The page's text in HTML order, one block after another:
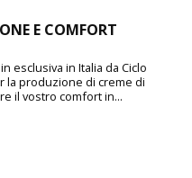
E COMFORT
esclusiva in Italia da Ciclo
la produzione di creme di
il vostro comfort in...